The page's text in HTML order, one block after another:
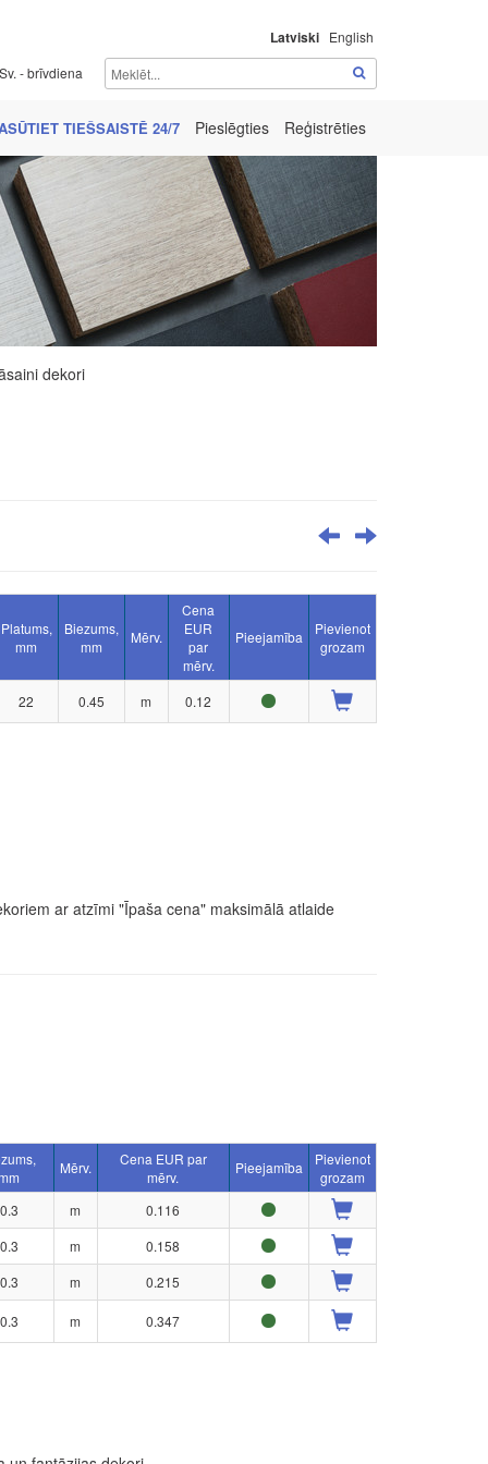
Latviski English
- brīvdiena
TIEŠSAISTĒ 24/7 Pieslēgties Reģistrēties
dekori
Platums,
mm
Biezums,
mm
Mērv.
Cena
EUR
par
mērv.
Pieejamība
Pievienot
grozam
22 0.45 m 0.12
ar atzīmi "Īpaša cena" maksimālā atlaide
Mērv.
Cena EUR par
mērv.
Pieejamība
Pievienot
grozam
0.3
m
0.116
0.3
m
0.158
0.3
m 0.215
0.3 m 0.347